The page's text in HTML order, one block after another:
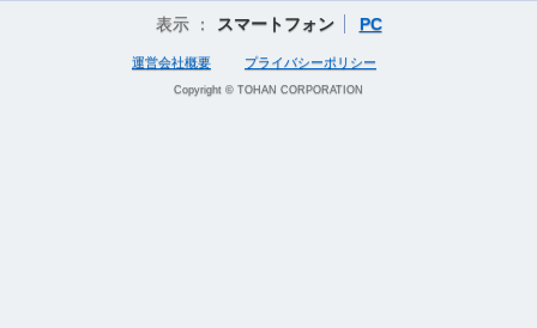
表示 ： スマートフォン PC
運営会社概要 プライバシーポリシー
Copyright © TOHAN CORPORATION